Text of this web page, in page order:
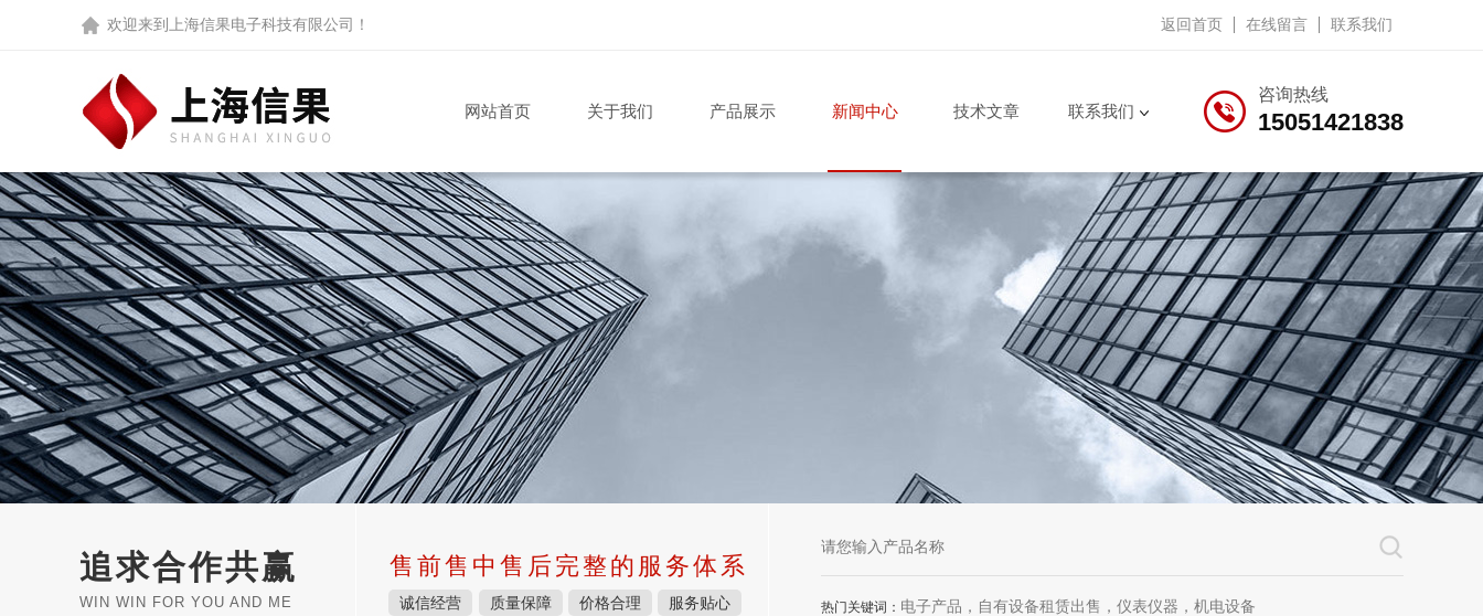
欢迎来到 上海信果电子科技有限公司 ！ 返回首页 在线留言 联系我们
咨询热线
15051421838
网站首页 关于我们 产品展示 新闻中心 技术文章 联系我们
追求合作共赢
WIN WIN FOR YOU AND ME
售前售中售后完整的服务体系
诚信经营 质量保障 价格合理 服务贴心 热门关键词： 电子产品，自有设备租赁出售，仪表仪器，机电设备